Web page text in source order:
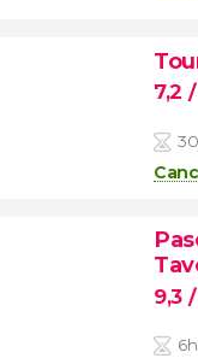
7,2 /
9,3 /